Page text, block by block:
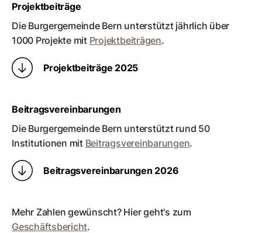
Projektbeiträge
Die Burgergemeinde Bern unterstützt jährlich über
1000 Projekte mit Projektbeiträgen.
Projektbeiträge 2025
Beitragsvereinbarungen
Die Burgergemeinde Bern unterstützt rund 50
Institutionen mit Beitragsvereinbarungen.
Beitragsvereinbarungen 2026
Mehr Zahlen gewünscht? Hier geht's zum
Geschäftsbericht.